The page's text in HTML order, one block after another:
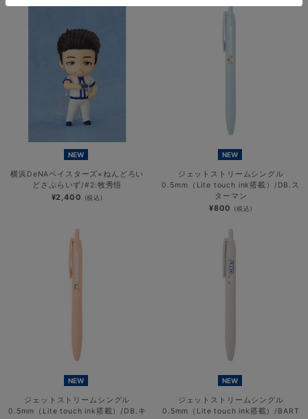
NEW
横浜DeNAベイスターズ×ねんどろい
どさぷらいず/#2:牧秀悟
¥2,400 (税込)
NEW
ジェットストリームシングル
0.5mm（Lite touch ink搭載）/DB.ス
ターマン
¥800 (税込)
NEW
ジェットストリームシングル
0.5mm（Lite touch ink搭載）/DB.キ
NEW
ジェットストリームシングル
0.5mm（Lite touch ink搭載）/BART